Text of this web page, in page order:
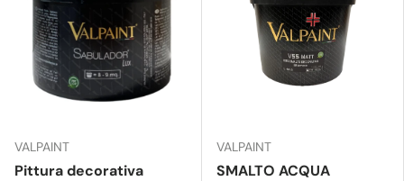
VALPAINT
Pittura decorativa
VALPAINT
SMALTO ACQUA